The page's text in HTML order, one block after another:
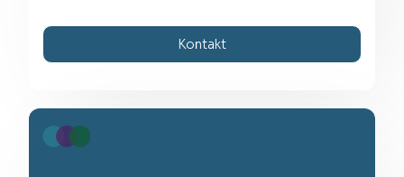
Kontakt